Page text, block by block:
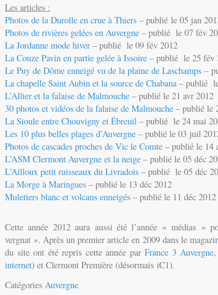
Les articles :
Photos de la Durolle en crue à Thiers – publié le 05 jan
Photos de rivières gelées en Auvergne – publié le 07 fév
La Jordanne mode hiver – publié le 09 fév 2012
La Couze Pavin en partie gelée à Issoire – publié le 25 fév
Le Puy de Dôme enneigé vu de la plaine de Laschamps –
La chapelle Saint Aubin et la source de Chabana – publié
L’Allier et la falaise de Malmouche – publié le 21 avr 2012
30 photos et vidéos de la falaise de Malmouche – publié le
La Sioule entre Chouvigny et Ébreuil – publié le 24 mai
Les 10 plus belles plages d’Auvergne – publié le 03 juil
Photos de cascades proches de Vic le Comte – publié le 14
L’ASM Clermont Auvergne et la neige – publié le 05 déc
L’Ailloux petit ruisseaux du Livradois – publié le 05 déc
La Morge à Maringues – publié le 13 déc 2012
Muletiers blanc et volcans enneigés – publié le 11 déc 2012
Cette année 2012 aura aussi été l’année « médias
vergnat ». Après un premier article en 2009 dans le
du site ont été repris cette année par France 3 Auvergne
internet) et Clermont Première (désormais iC1).
Catégories Auvergne